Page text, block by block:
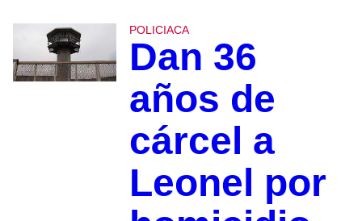
POLICIACA
Dan 36
años de
cárcel a
Leonel por